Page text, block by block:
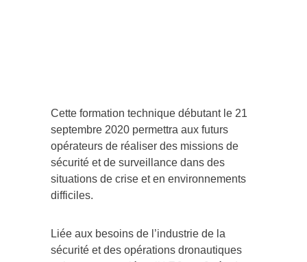
Cette formation technique débutant le 21
septembre 2020 permettra aux futurs
opérateurs de réaliser des missions de
sécurité et de surveillance dans des
situations de crise et en environnements
difficiles.
Liée aux besoins de l’industrie de la
sécurité et des opérations dronautiques